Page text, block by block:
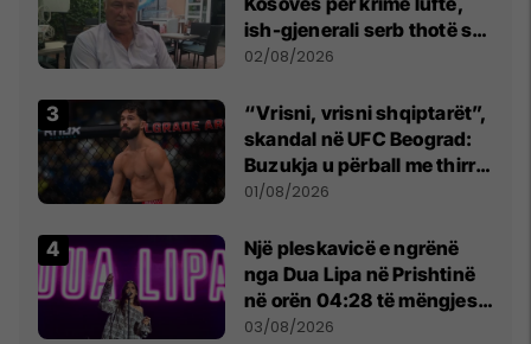
ish-gjenerali serb thotë se
dikush e tradhtoi në
02/08/2026
“Vrisni, vrisni shqiptarët”,
skandal në UFC Beograd:
Buzukja u përball me thirrje
anti-shqiptare nga
01/08/2026
Një pleskavicë e ngrënë
nga Dua Lipa në Prishtinë
në orën 04:28 të mëngjesit
- dhe bota digjitale serbe
03/08/2026